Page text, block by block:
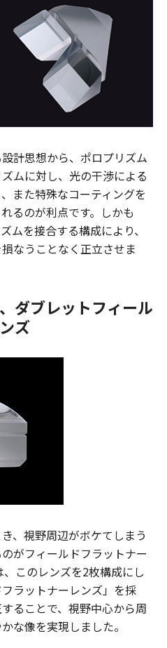
計思想から、ポロプリズム
ムに対し、光の干渉による
また特殊なコーティングを
るのが利点です。しかも
を接合する構成により、
なうことなく正立させま
ダブレットフィール
ズ
、視野周辺がボケてしまう
がフィールドフラットナー
このレンズを2枚構成にし
ラットナーレンズ」を採
ることで、視野中心から周
な像を実現しました。